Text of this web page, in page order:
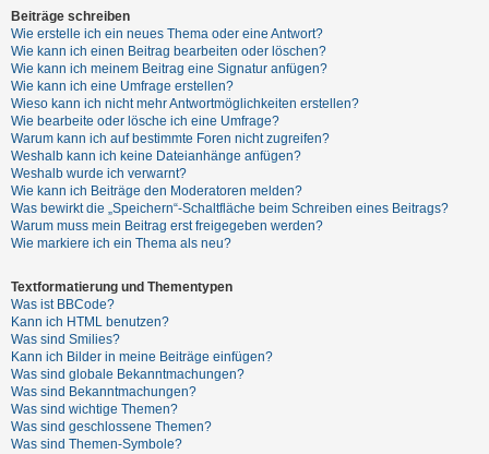
U
n
b
e
a
n
t
w
o
r
t
e
t
e
T
h
Beiträge schreiben
Wie erstelle ich ein neues Thema oder eine Antwort?
Wie kann ich einen Beitrag bearbeiten oder löschen?
Wie kann ich meinem Beitrag eine Signatur anfügen?
Wie kann ich eine Umfrage erstellen?
Wieso kann ich nicht mehr Antwortmöglichkeiten erstellen?
Wie bearbeite oder lösche ich eine Umfrage?
Warum kann ich auf bestimmte Foren nicht zugreifen?
Weshalb kann ich keine Dateianhänge anfügen?
Weshalb wurde ich verwarnt?
Wie kann ich Beiträge den Moderatoren melden?
Was bewirkt die „Speichern“-Schaltfläche beim Schreiben eines Beitrags?
Warum muss mein Beitrag erst freigegeben werden?
Wie markiere ich ein Thema als neu?
Textformatierung und Thementypen
Was ist BBCode?
Kann ich HTML benutzen?
Was sind Smilies?
Kann ich Bilder in meine Beiträge einfügen?
Was sind globale Bekanntmachungen?
Was sind Bekanntmachungen?
Was sind wichtige Themen?
Was sind geschlossene Themen?
Was sind Themen-Symbole?